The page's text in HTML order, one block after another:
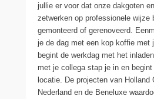
jullie er voor dat onze dakgoten
zetwerken op professionele wijze
gemonteerd of gerenoveerd.
je de dag met een kop koffie met
begint de werkdag met het
met je collega stap je in en
locatie. De projecten van Holland
Nederland en de Beneluxe